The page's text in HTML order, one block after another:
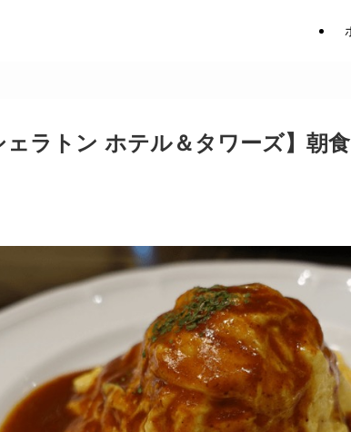
ェラトン ホテル＆タワーズ】朝